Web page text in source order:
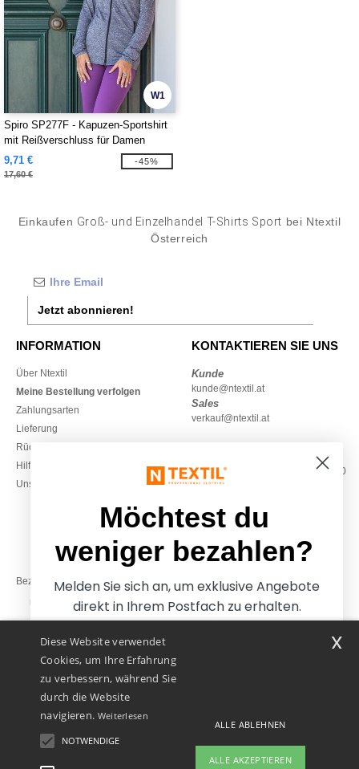
W1
Spiro SP277F - Kapuzen-Sportshirt
mit Reißverschluss für Damen
9,71 €
17,60 €
-45%
Einkaufen Groß- und Einzelhandel T-Shirts Sport bei Ntextil
Österreich
Jetzt abonnieren!
INFORMATION
Über Ntextil
Meine Bestellung verfolgen
Zahlungsarten
Lieferung
Rückerstattungen / Rückgaben
Hilfe & FAQs
Unsere Engagements
KONTAKTIEREN SIE UNS
Kunde
kunde@ntextil.at
Sales
verkauf@ntextil.at
Montag – Donnerstag: 10:00–13:00
& 14:00–17:30
Freitag: 10:00–14:00
Bezahlung mit
Unsere Paketzusteller
Diese Website verwendet
Cookies, um Ihre Erfahrung
zu verbessern, während Sie
durch die Website
navigieren. Weiterlesen
NOTWENDIGE
ALLE ABLEHNEN
ALLE AKZEPTIEREN
x
Möchtest du
weniger bezahlen?
Melden Sie sich an, um exklusive Angebote
direkt in Ihrem Postfach zu erhalten.
Ja, ich möchte weniger